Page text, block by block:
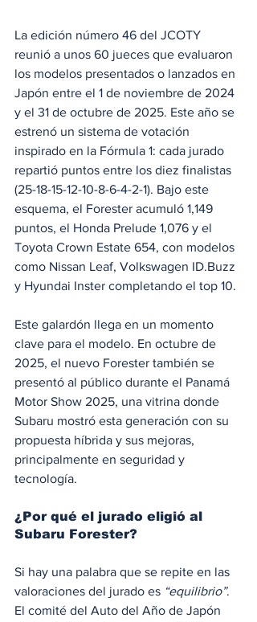
La edición número 46 del JCOTY
reunió a unos 60 jueces que evaluaron
los modelos presentados o lanzados en
Japón entre el 1 de noviembre de 2024
y el 31 de octubre de 2025. Este año se
estrenó un sistema de votación
inspirado en la Fórmula 1: cada jurado
repartió puntos entre los diez finalistas
(25-18-15-12-10-8-6-4-2-1). Bajo este
esquema, el Forester acumuló 1,149
puntos, el Honda Prelude 1,076 y el
Toyota Crown Estate 654, con modelos
como Nissan Leaf, Volkswagen ID.Buzz
y Hyundai Inster completando el top 10.
Este galardón llega en un momento
clave para el modelo. En octubre de
2025, el nuevo Forester también se
presentó al público durante el Panamá
Motor Show 2025, una vitrina donde
Subaru mostró esta generación con su
propuesta híbrida y sus mejoras,
principalmente en seguridad y
tecnología.
¿Por qué el jurado eligió al
Subaru Forester?
Si hay una palabra que se repite en las
valoraciones del jurado es “equilibrio”.
El comité del Auto del Año de Japón